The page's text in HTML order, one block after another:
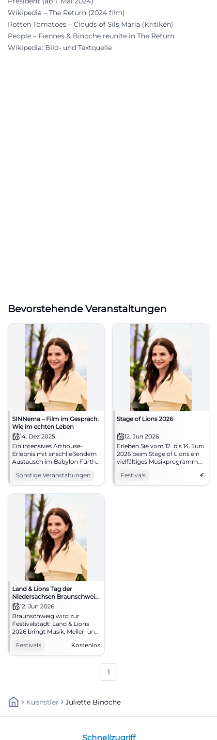
Wikipedia – The Return (2024 film)
Rotten Tomatoes – Clouds of Sils Maria (Kritiken)
People – Fiennes & Binoche reunite in The Return
Wikipedia: Bild- und Textquelle
Bevorstehende Veranstaltungen
SINNema – Film im Gespräch:
Wie im echten Leben
14. Dez 2025
Ein intensives Arthouse-
Erlebnis mit anschließendem
Austausch im Babylon Fürth.
Carrères Wie im echten Leben
und sprechen Sie über Arbeit,
Würde und Solidarität.
Sonstige Veranstaltungen
Stage of Lions 2026
12. Jun 2026
Erleben Sie vom 12. bis 14. Juni
2026 beim Stage of Lions ein
vielfältiges Musikprogramm
Headliner.
Festivals €
Land & Lions Tag der
Niedersachsen Braunschweig
202612. Jun 2026
Braunschweig wird zur
Festivalstadt: Land & Lions
2026 bringt Musik, Meilen und
Innenstadt. Kostenlos und
voller Energie.
Festivals Kostenlos
1
Kuenstler Juliette Binoche
Schnellzugriff